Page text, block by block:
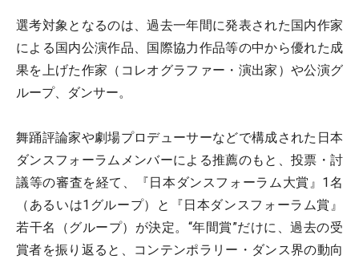
選考対象となるのは、過去一年間に発表された国内作家
による国内公演作品、国際協力作品等の中から優れた成
果を上げた作家（コレオグラファー・演出家）や公演グ
ループ、ダンサー。
舞踊評論家や劇場プロデューサーなどで構成された日本
ダンスフォーラムメンバーによる推薦のもと、投票・討
議等の審査を経て、『日本ダンスフォーラム大賞』1名
（あるいは1グループ）と『日本ダンスフォーラム賞』
若干名（グループ）が決定。“年間賞”だけに、過去の受
賞者を振り返ると、コンテンポラリー・ダンス界の動向